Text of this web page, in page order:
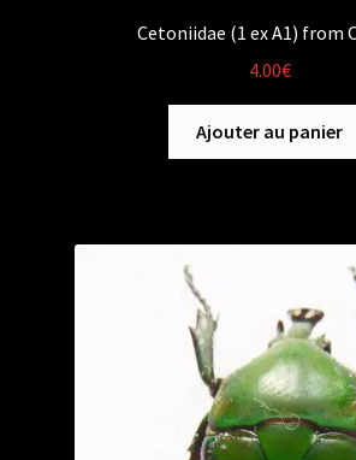
Cetoniidae (1 ex A1) from
4.00€
Ajouter au panier